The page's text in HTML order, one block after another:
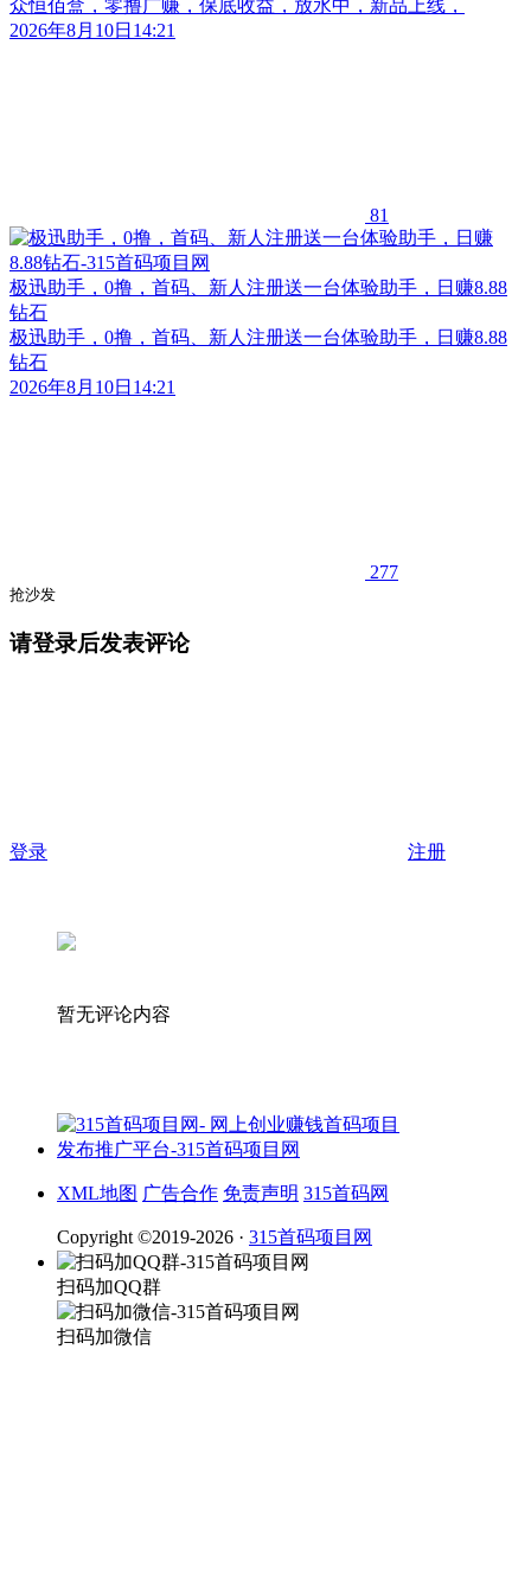
众恒佰盒，零撸广赚，保底收益，放水中，新品上线，
2026年8月10日14:21
81
极迅助手，0撸，首码、新人注册送一台体验助手，日赚8.88
钻石
极迅助手，0撸，首码、新人注册送一台体验助手，日赚8.88
钻石
2026年8月10日14:21
277
抢沙发
请登录后发表评论
登录 注册
暂无评论内容
XML地图 广告合作 免责声明 315首码网
Copyright ©2019-2026 · 315首码项目网
扫码加QQ群
扫码加微信